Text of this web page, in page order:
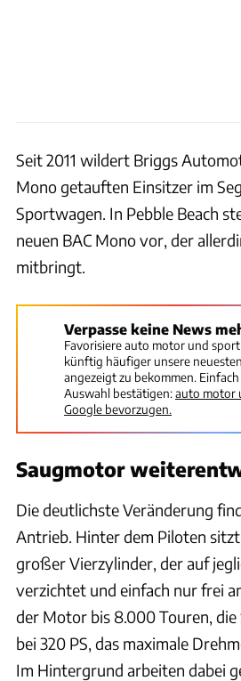
Seit 2011 wildert Briggs
Mono getauften Einsitzer im
Sportwagen. In Pebble Beach
neuen BAC Mono vor, der
mitbringt.
Verpasse keine News
Favorisiere auto motor und
künftig häufiger unsere
angezeigt zu bekommen.
Auswahl bestätigen:auto motor
Google bevorzugen.
Saugmotor
Die deutlichste Veränderung
Antrieb. Hinter dem Piloten
großer Vierzylinder, der auf
verzichtet und einfach nur frei
der Motor bis 8.000 Touren,
bei 320 PS, das maximale
Im Hintergrund arbeiten dabei